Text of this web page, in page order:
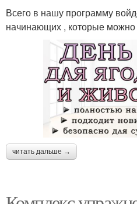
Всего в нашу программу
начинающих , которые
читать дальше →